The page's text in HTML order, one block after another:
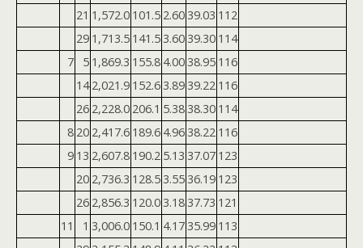
21 1,572.0 101.5 2.60 39.03 112
29 1,713.5 141.5 3.60 39.30 114
7
5 1,869.3 155.8 4.00 38.95 116
14 2,021.9 152.6 3.89 39.22 116
26 2,228.0 206.1 5.38 38.30 114
8 20 2,417.6 189.6 4.96 38.22 116
9 13 2,607.8 190.2 5.13 37.07 123
20 2,736.3 128.5 3.55 36.19 123
26 2,856.3 120.0 3.18 37.73 121
11
1 3,006.0 150.1 4.17 35.99 113